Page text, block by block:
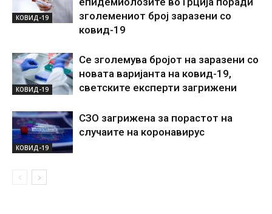
КОВИД-19
зголемениот број заразени со
ковид-19
КОВИД-19
Се зголемува бројот на заразени со
новата варијанта на ковид-19,
светските експерти загрижени
КОВИД-19
СЗО загрижена за порастот на
случаите на коронавирус